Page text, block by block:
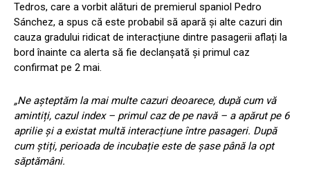
Tedros, care a vorbit alături de premierul spaniol Pedro
Sánchez, a spus că este probabil să apară și alte cazuri din
cauza gradului ridicat de interacțiune dintre pasagerii aflați la
bord înainte ca alerta să fie declanșată și primul caz
confirmat pe 2 mai.
„Ne așteptăm la mai multe cazuri deoarece, după cum vă
amintiți, cazul index – primul caz de pe navă – a apărut pe 6
aprilie și a existat multă interacțiune între pasageri. După
cum știți, perioada de incubație este de șase până la opt
săptămâni.